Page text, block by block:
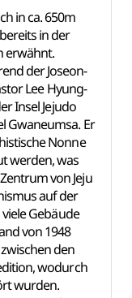
in ca. 650m
in der
erwähnt.
der Joseon-
Lee Hyung-
Insel Jejudo
Gwaneumsa. Er
Nonne
werden, was
von Jeju
auf der
Gebäude
von 1948
den
wodurch
wurden.